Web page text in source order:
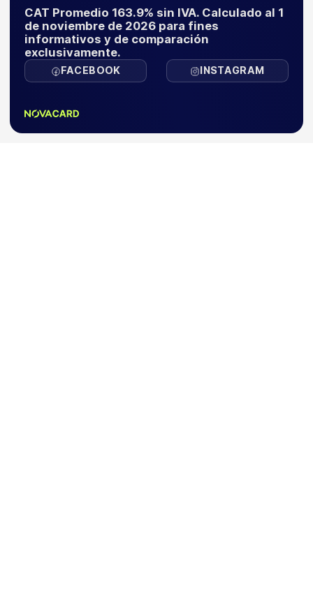
CAT Promedio 163.9% sin IVA. Calculado al 1
de noviembre de 2026 para fines
informativos y de comparación
exclusivamente.
FACEBOOK INSTAGRAM